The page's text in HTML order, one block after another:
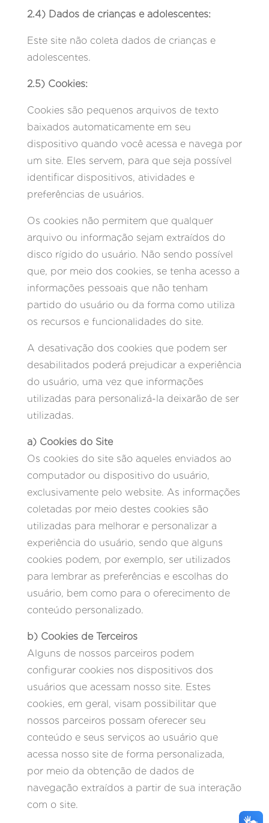
2.4) Dados de crianças e adolescentes:
Este site não coleta dados de crianças e
adolescentes.
2.5) Cookies:
Cookies são pequenos arquivos de texto
baixados automaticamente em seu
dispositivo quando você acessa e navega por
um site. Eles servem, para que seja possível
identificar dispositivos, atividades e
preferências de usuários.
Os cookies não permitem que qualquer
arquivo ou informação sejam extraídos do
disco rígido do usuário. Não sendo possível
que, por meio dos cookies, se tenha acesso a
informações pessoais que não tenham
partido do usuário ou da forma como utiliza
os recursos e funcionalidades do site.
A desativação dos cookies que podem ser
desabilitados poderá prejudicar a experiência
do usuário, uma vez que informações
utilizadas para personalizá-la deixarão de ser
utilizadas.
a) Cookies do Site
Os cookies do site são aqueles enviados ao
computador ou dispositivo do usuário,
exclusivamente pelo website. As informações
coletadas por meio destes cookies são
utilizadas para melhorar e personalizar a
experiência do usuário, sendo que alguns
cookies podem, por exemplo, ser utilizados
para lembrar as preferências e escolhas do
usuário, bem como para o oferecimento de
conteúdo personalizado.
b) Cookies de Terceiros
Alguns de nossos parceiros podem
configurar cookies nos dispositivos dos
usuários que acessam nosso site. Estes
cookies, em geral, visam possibilitar que
nossos parceiros possam oferecer seu
conteúdo e seus serviços ao usuário que
acessa nosso site de forma personalizada,
por meio da obtenção de dados de
navegação extraídos a partir de sua interação
com o site.